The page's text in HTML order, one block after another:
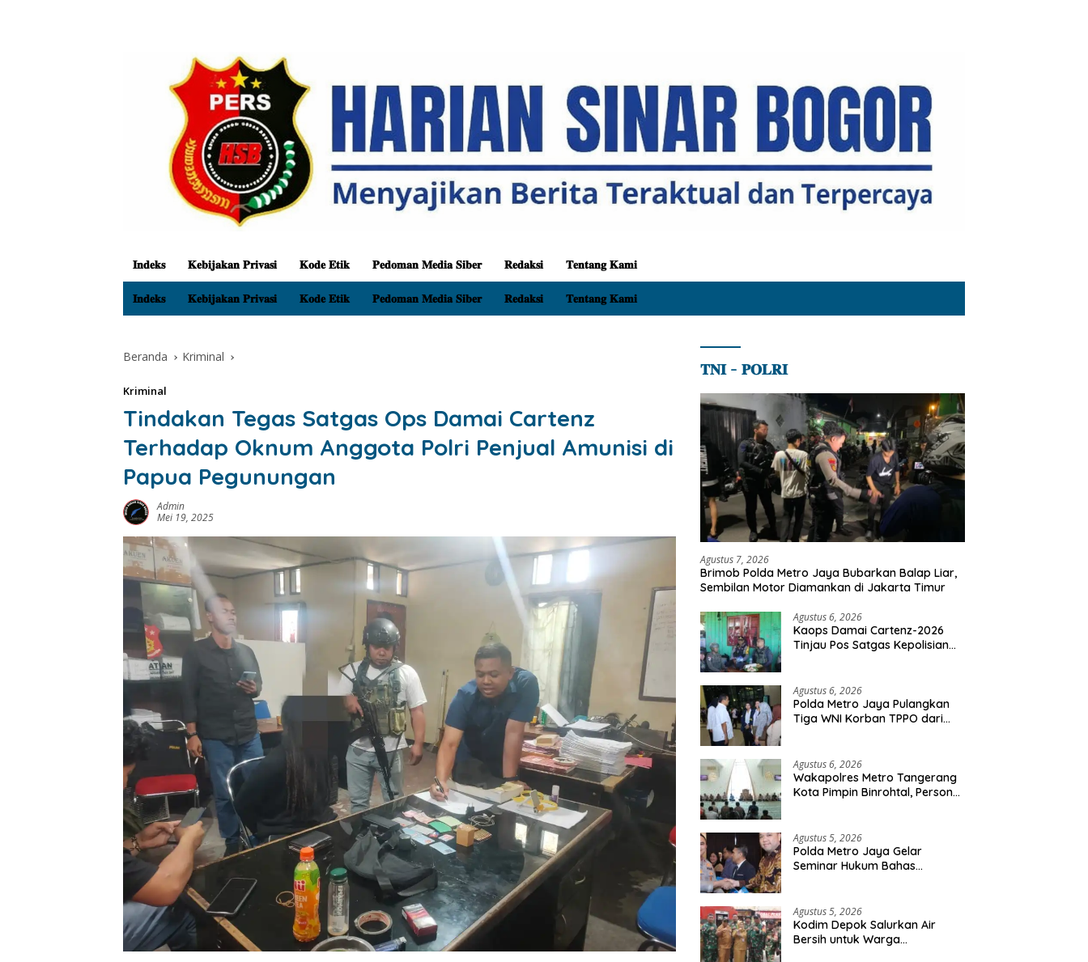
𝐈𝐧𝐝𝐞𝐤𝐬 𝐊𝐞𝐛𝐢𝐣𝐚𝐤𝐚𝐧 𝐏𝐫𝐢𝐯𝐚𝐬𝐢 𝐊𝐨𝐝𝐞 𝐄𝐭𝐢𝐤 𝐏𝐞𝐝𝐨𝐦𝐚𝐧 𝐌𝐞𝐝𝐢𝐚 𝐒𝐢𝐛𝐞𝐫 𝐑𝐞𝐝𝐚𝐤𝐬𝐢 𝐓𝐞𝐧𝐭𝐚𝐧𝐠 𝐊𝐚𝐦𝐢
𝐈𝐧𝐝𝐞𝐤𝐬 𝐊𝐞𝐛𝐢𝐣𝐚𝐤𝐚𝐧 𝐏𝐫𝐢𝐯𝐚𝐬𝐢 𝐊𝐨𝐝𝐞 𝐄𝐭𝐢𝐤 𝐏𝐞𝐝𝐨𝐦𝐚𝐧 𝐌𝐞𝐝𝐢𝐚 𝐒𝐢𝐛𝐞𝐫 𝐑𝐞𝐝𝐚𝐤𝐬𝐢 𝐓𝐞𝐧𝐭𝐚𝐧𝐠 𝐊𝐚𝐦𝐢
Beranda Kriminal
Kriminal
Tindakan Tegas Satgas Ops Damai Cartenz
Terhadap Oknum Anggota Polri Penjual Amunisi di
Papua Pegunungan
Admin
Mei 19, 2025
𝐓𝐍𝐈 – 𝐏𝐎𝐋𝐑𝐈
Agustus 7, 2026
Brimob Polda Metro Jaya Bubarkan Balap Liar,
Sembilan Motor Diamankan di Jakarta Timur
Agustus 6, 2026
Kaops Damai Cartenz-2026
Tinjau Pos Satgas Kepolisian
Bersama Masyarakat
Agustus 6, 2026
Polda Metro Jaya Pulangkan
Tiga WNI Korban TPPO dari
Agustus 6, 2026
Wakapolres Metro Tangerang
Kota Pimpin Binrohtal, Personel
Agustus 5, 2026
Polda Metro Jaya Gelar
Seminar Hukum Bahas
Agustus 5, 2026
Kodim Depok Salurkan Air
Bersih untuk Warga